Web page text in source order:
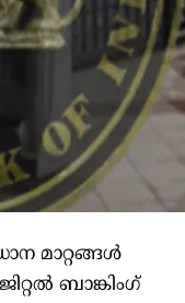
മാറ്റങ്ങൾ
ബാങ്കിംഗ്